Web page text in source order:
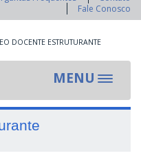
Fale Conosco
DOCENTE ESTRUTURANTE
MENU
Toggle